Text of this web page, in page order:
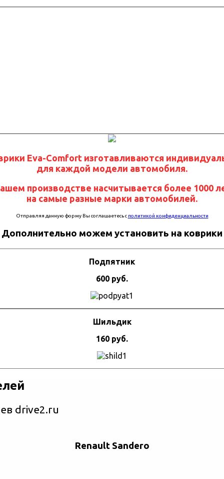
Eva-Comfort изготавливаются
для каждой модели автомобиля.
производстве насчитывается более 1000
на самые разные марки автомобилей.
Отправляя данную форму Вы соглашаетесь с политикой конфиденциальности
Дополнительно можем установить на коврики
Подпятник
600 руб.
Шильдик
160 руб.
drive2.ru
Renault Sandero